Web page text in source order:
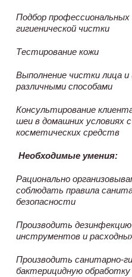
Подбор
гигиенической чистки
Тестирование кожи
Выполнение чистки лица
различными способами
Консультирование
шеи в домашних условиях
косметических средств
Необходимые умения:
Рационально
соблюдать правила
безопасности
Производить
инструментов и
Производить санитарно-
бактерицидную